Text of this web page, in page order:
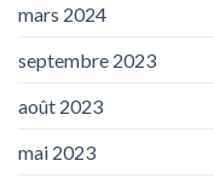
mars 2024
septembre 2023
août 2023
mai 2023